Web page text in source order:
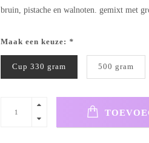
bruin, pistache en walnoten. gemixt met
Maak een keuze: *
Cup 330 gram 500 gram